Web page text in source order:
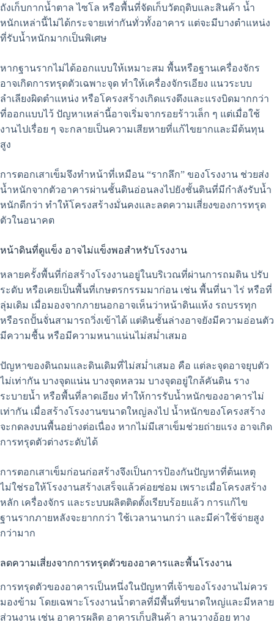
ถังเก็บกากน้ำตาล ไซโล หรือพื้นที่จัดเก็บวัตถุดิบและสินค้า น้ำ
หนักเหล่านี้ไม่ได้กระจายเท่ากันทั่วทั้งอาคาร แต่จะมีบางตำแหน่ง
ที่รับน้ำหนักมากเป็นพิเศษ
หากฐานรากไม่ได้ออกแบบให้เหมาะสม พื้นหรือฐานเครื่องจักร
อาจเกิดการทรุดตัวเฉพาะจุด ทำให้เครื่องจักรเอียง แนวระบบ
ลำเลียงผิดตำแหน่ง หรือโครงสร้างเกิดแรงดึงและแรงบิดมากกว่า
ที่ออกแบบไว้ ปัญหาเหล่านี้อาจเริ่มจากรอยร้าวเล็ก ๆ แต่เมื่อใช้
งานไปเรื่อย ๆ จะกลายเป็นความเสียหายที่แก้ไขยากและมีต้นทุน
สูง
การตอกเสาเข็มจึงทำหน้าที่เหมือน “รากลึก” ของโรงงาน ช่วยส่ง
น้ำหนักจากตัวอาคารผ่านชั้นดินอ่อนลงไปยังชั้นดินที่มีกำลังรับน้ำ
หนักดีกว่า ทำให้โครงสร้างมั่นคงและลดความเสี่ยงของการทรุด
ตัวในอนาคต
หน้าดินที่ดูแข็ง อาจไม่แข็งพอสำหรับโรงงาน
หลายครั้งพื้นที่ก่อสร้างโรงงานอยู่ในบริเวณที่ผ่านการถมดิน ปรับ
ระดับ หรือเคยเป็นพื้นที่เกษตรกรรมมาก่อน เช่น พื้นที่นา ไร่ หรือที่
ลุ่มเดิม เมื่อมองจากภายนอกอาจเห็นว่าหน้าดินแห้ง รถบรรทุก
หรือรถปั้นจั่นสามารถวิ่งเข้าได้ แต่ดินชั้นล่างอาจยังมีความอ่อนตัว
มีความชื้น หรือมีความหนาแน่นไม่สม่ำเสมอ
ปัญหาของดินถมและดินเดิมที่ไม่สม่ำเสมอ คือ แต่ละจุดอาจยุบตัว
ไม่เท่ากัน บางจุดแน่น บางจุดหลวม บางจุดอยู่ใกล้คันดิน ราง
ระบายน้ำ หรือพื้นที่ลาดเอียง ทำให้การรับน้ำหนักของอาคารไม่
เท่ากัน เมื่อสร้างโรงงานขนาดใหญ่ลงไป น้ำหนักของโครงสร้าง
จะกดลงบนพื้นอย่างต่อเนื่อง หากไม่มีเสาเข็มช่วยถ่ายแรง อาจเกิด
การทรุดตัวต่างระดับได้
การตอกเสาเข็มก่อนก่อสร้างจึงเป็นการป้องกันปัญหาที่ต้นเหตุ
ไม่ใช่รอให้โรงงานสร้างเสร็จแล้วค่อยซ่อม เพราะเมื่อโครงสร้าง
หลัก เครื่องจักร และระบบผลิตติดตั้งเรียบร้อยแล้ว การแก้ไข
ฐานรากภายหลังจะยากกว่า ใช้เวลานานกว่า และมีค่าใช้จ่ายสูง
กว่ามาก
ลดความเสี่ยงจากการทรุดตัวของอาคารและพื้นโรงงาน
การทรุดตัวของอาคารเป็นหนึ่งในปัญหาที่เจ้าของโรงงานไม่ควร
มองข้าม โดยเฉพาะโรงงานน้ำตาลที่มีพื้นที่ขนาดใหญ่และมีหลาย
ส่วนงาน เช่น อาคารผลิต อาคารเก็บสินค้า ลานวางอ้อย ทาง